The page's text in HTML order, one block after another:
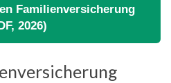
Familienversicherung
2026)